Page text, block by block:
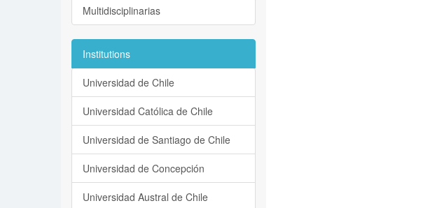
Multidisciplinarias
Institutions
Universidad de Chile
Universidad Católica de Chile
Universidad de Santiago de Chile
Universidad de Concepción
Universidad Austral de Chile